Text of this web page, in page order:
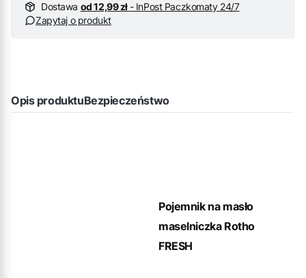
Dostawa od 12,99 zł - InPost Paczkomaty 24/7
Zapytaj o produkt
Opis produktuBezpieczeństwo
Pojemnik na masło
maselniczka Rotho
FRESH